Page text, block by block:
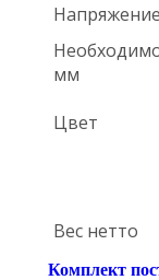
Напряжение
мм
Цвет
Вес нетто
Комплект